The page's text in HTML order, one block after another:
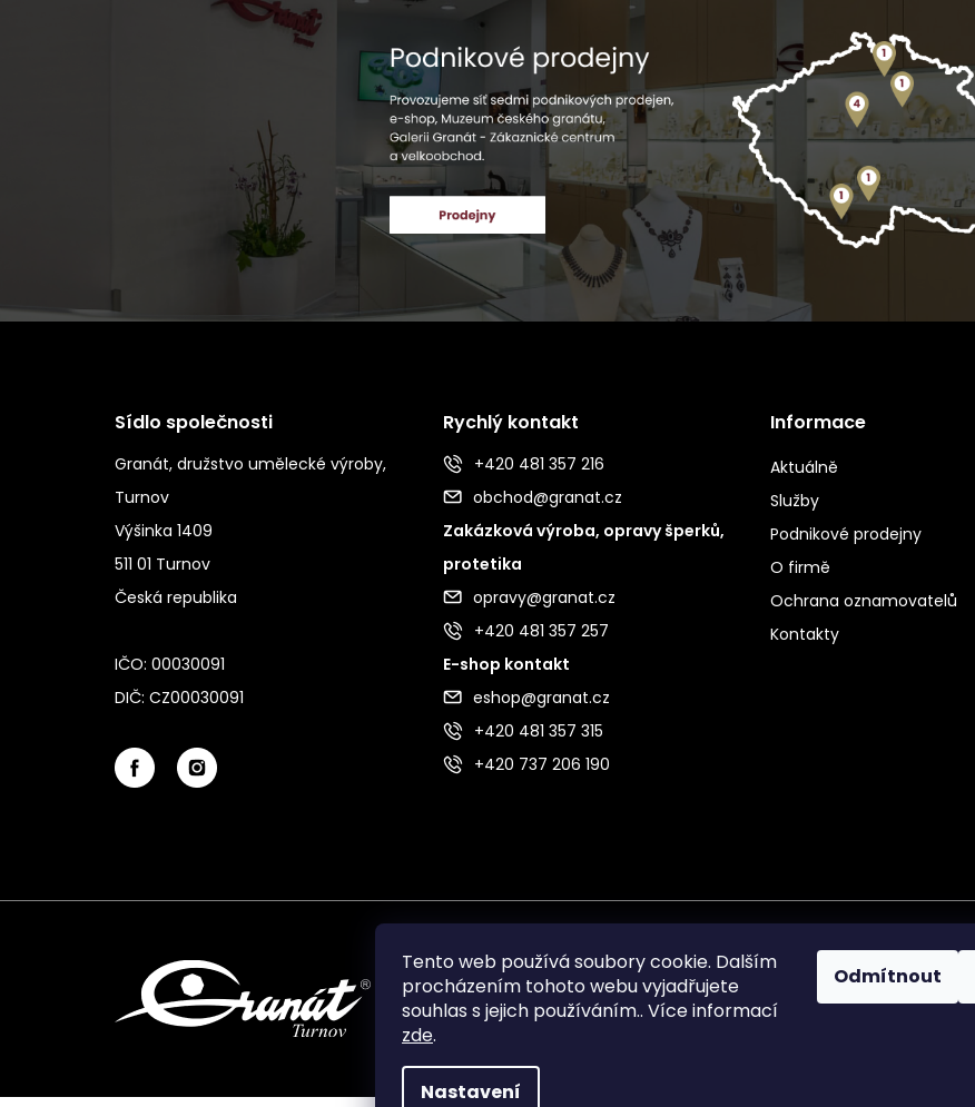
Tento web používá soubory cookie. Dalším
procházením tohoto webu vyjadřujete
souhlas s jejich používáním.. Více informací
zde.
Nastavení
Odmítnout
Sídlo společnosti
Granát, družstvo umělecké výroby,
Turnov
Výšinka 1409
511 01 Turnov
Česká republika
IČO: 00030091
DIČ: CZ00030091
Rychlý kontakt
+420 481 357 216
obchod@granat.cz
Zakázková výroba, opravy šperků,
protetika
opravy@granat.cz
+420 481 357 257
E-shop kontakt
eshop@granat.cz
+420 481 357 315
+420 737 206 190
Informace
Aktuálně
Služby
Podnikové prodejny
O firmě
Ochrana oznamovatelů
Kontakty